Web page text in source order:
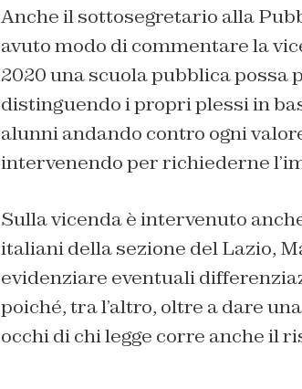
Anche il sottosegretario alla
avuto modo di commentare la
2020 una scuola pubblica
distinguendo i propri plessi in
alunni andando contro ogni
intervenendo per richiederne
Sulla vicenda è intervenuto
italiani della sezione del Lazio,
evidenziare eventuali
poiché, tra l’altro, oltre a dare
occhi di chi legge corre anche il